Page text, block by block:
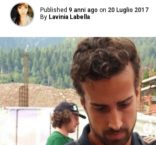
Published 9 anni ago on 20 Luglio 2017
By Lavinia Labella